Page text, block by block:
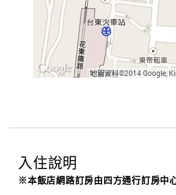
入住說明
※本飯店網路訂房由四方通行訂房中